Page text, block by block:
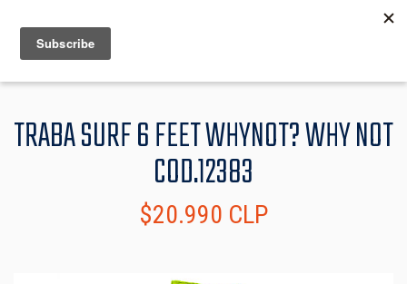
MENU
TRABA SURF 6 FEET WHYNOT? WHY NOT
COD.12383
$20.990 CLP